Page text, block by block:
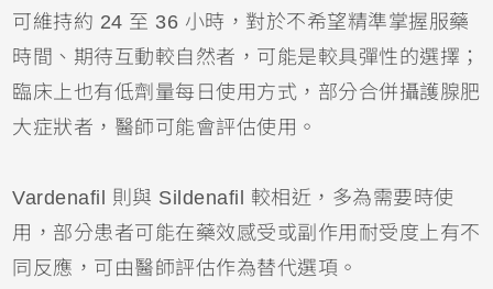
可維持約 24 至 36 小時，對於不希望精準掌握服藥
時間、期待互動較自然者，可能是較具彈性的選擇；
臨床上也有低劑量每日使用方式，部分合併攝護腺肥
大症狀者，醫師可能會評估使用。
Vardenafil 則與 Sildenafil 較相近，多為需要時使
用，部分患者可能在藥效感受或副作用耐受度上有不
同反應，可由醫師評估作為替代選項。